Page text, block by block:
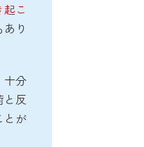
こ
り
十分
と反
とが